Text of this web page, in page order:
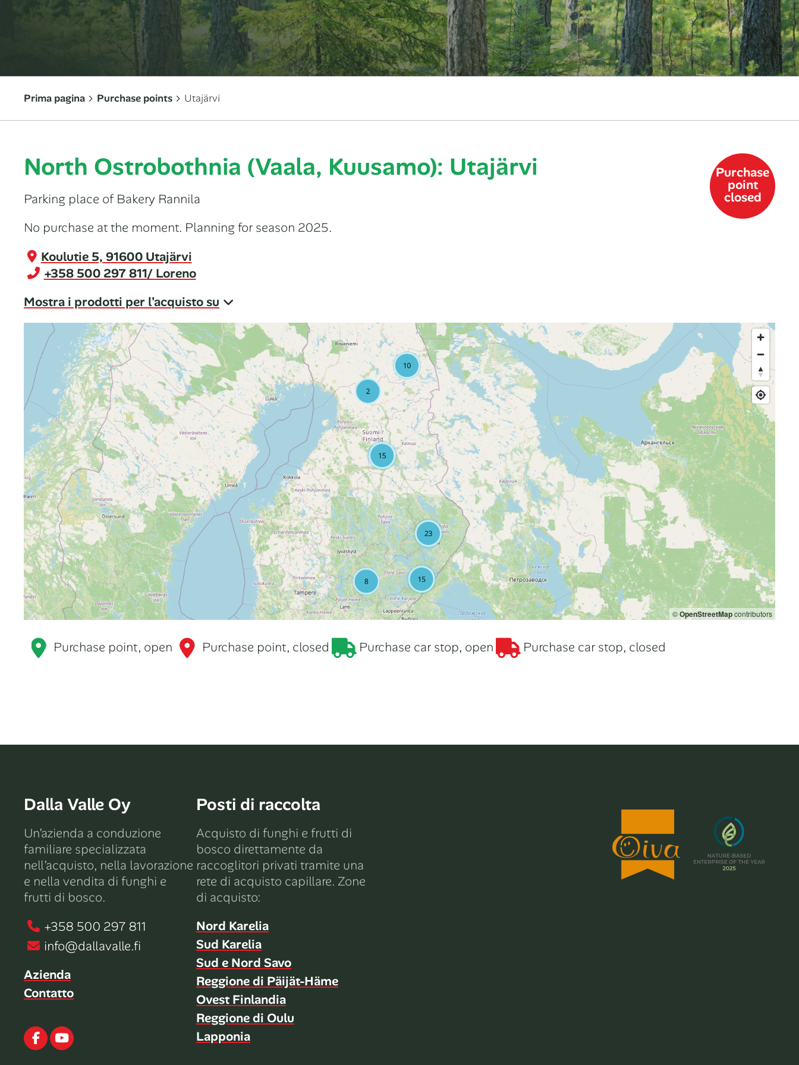
Prima pagina Purchase points Utajärvi
Purchase
point
closed
North Ostrobothnia (Vaala, Kuusamo): Utajärvi
Parking place of Bakery Rannila
No purchase at the moment. Planning for season 2025.
Koulutie 5, 91600 Utajärvi
+358 500 297 811/ Loreno
Mostra i prodotti per l'acquisto su
©OpenStreetMapcontributors
Purchase point, open Purchase point, closed Purchase car stop, open Purchase car stop, closed
Dalla Valle Oy
Un’azienda a conduzione
familiare specializzata
nell’acquisto, nella lavorazione
e nella vendita di funghi e
frutti di bosco.
+358 500 297 811
info@dallavalle.fi
Azienda
Contatto
Facebook
Youtube
Posti di raccolta
Acquisto di funghi e frutti di
bosco direttamente da
raccoglitori privati ​​tramite una
rete di acquisto capillare. Zone
di acquisto:
Nord Karelia
Sud Karelia
Sud e Nord Savo
Reggione di Päijät-Häme
Ovest Finlandia
Reggione di Oulu
Lapponia